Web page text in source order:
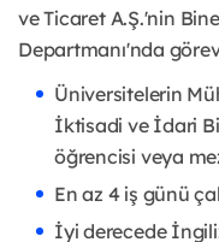
ve Ticaret A.Ş.'nin
Departmanı'nda
Üniversitelerin
İktisadi ve İdari
öğrencisi veya
En az 4 iş günü
İyi derecede